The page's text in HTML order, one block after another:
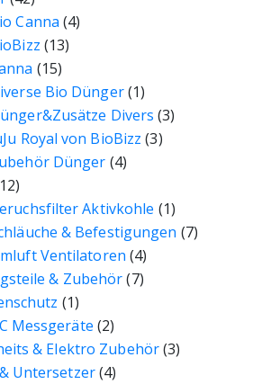
Canna (4)
(13)
(15)
Bio Dünger(1)
Divers (3)
Royal von BioBizz (3)
Dünger (4)
Aktivkohle (1)
& Befestigungen (7)
Ventilatoren (4)
& Zubehör (7)
(1)
Messgeräte (2)
& Elektro Zubehör(3)
Untersetzer(4)